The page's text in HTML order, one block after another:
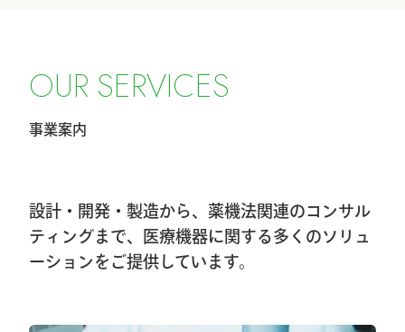
せ
2026.2.20
2026.1.8
第40回東日本手外科研究会出展＆ハンズ
OUR SERVICES
事業案内
設計・開発・製造から、薬機法関連のコンサル
ティングまで、医療機器に関する多くのソリュ
ーションをご提供しています。